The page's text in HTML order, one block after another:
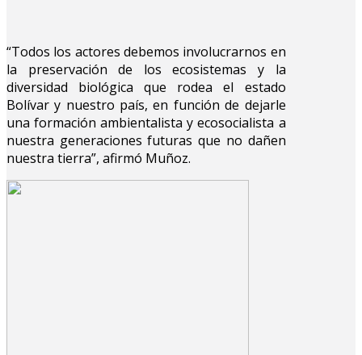
“Todos los actores debemos involucrarnos en
la preservación de los ecosistemas y la
diversidad biológica que rodea el estado
Bolívar y nuestro país, en función de dejarle
una formación ambientalista y ecosocialista a
nuestra generaciones futuras que no dañen
nuestra tierra”, afirmó Muñoz.